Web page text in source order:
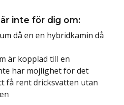
inte för dig om:
då en en hybridkamin då
är kopplad till en
har möjlighet för det
få rent dricksvatten utan